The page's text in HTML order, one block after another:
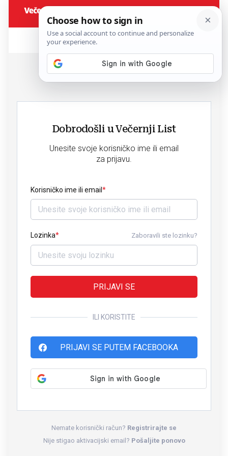
Dobrodošli u Večernji List
Unesite svoje korisničko ime ili email
za prijavu.
Korisničko ime ili email
Lozinka Zaboravili ste lozinku?
PRIJAVI SE
ILI KORISTITE
PRIJAVI SE PUTEM FACEBOOKA
Nemate korisnički račun? Registrirajte se
Nije stigao aktivacijski email? Pošaljite ponovo